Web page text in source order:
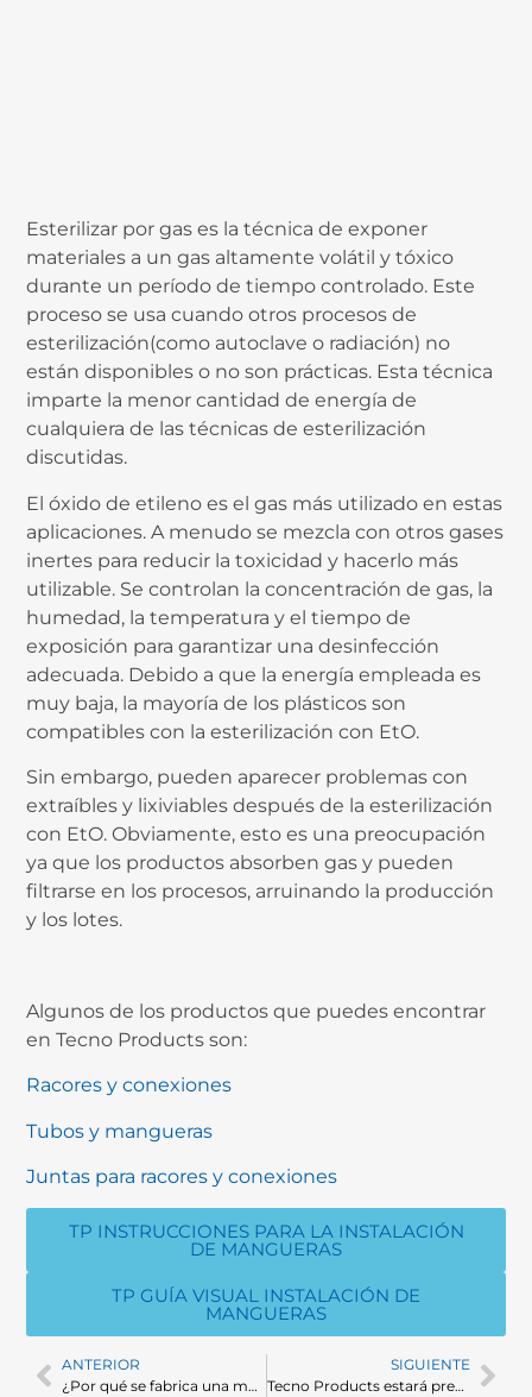
Esterilizar por gas es la técnica de exponer
materiales a un gas altamente volátil y tóxico
durante un período de tiempo controlado. Este
proceso se usa cuando otros procesos de
esterilización(como autoclave o radiación) no
están disponibles o no son prácticas. Esta técnica
imparte la menor cantidad de energía de
cualquiera de las técnicas de esterilización
discutidas.
El óxido de etileno es el gas más utilizado en estas
aplicaciones. A menudo se mezcla con otros gases
inertes para reducir la toxicidad y hacerlo más
utilizable. Se controlan la concentración de gas, la
humedad, la temperatura y el tiempo de
exposición para garantizar una desinfección
adecuada. Debido a que la energía empleada es
muy baja, la mayoría de los plásticos son
compatibles con la esterilización con EtO.
Sin embargo, pueden aparecer problemas con
extraíbles y lixiviables después de la esterilización
con EtO. Obviamente, esto es una preocupación
ya que los productos absorben gas y pueden
filtrarse en los procesos, arruinando la producción
y los lotes.
Algunos de los productos que puedes encontrar
en Tecno Products son:
Racores y conexiones
Tubos y mangueras
Juntas para racores y conexiones
TP INSTRUCCIONES PARA LA INSTALACIÓN
DE MANGUERAS
TP GUÍA VISUAL INSTALACIÓN DE
MANGUERAS
ANTERIOR
¿Por qué se fabrica una manguera con espiral insertada?
SIGUIENTE
Tecno Products estará presente en el Bioprocessing Summit Europe 2022